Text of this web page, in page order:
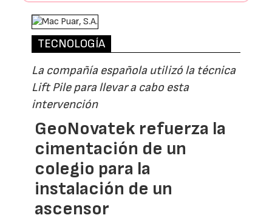
TECNOLOGÍA
La compañía española utilizó la técnica
Lift Pile para llevar a cabo esta
intervención
GeoNovatek refuerza la
cimentación de un
colegio para la
instalación de un
ascensor